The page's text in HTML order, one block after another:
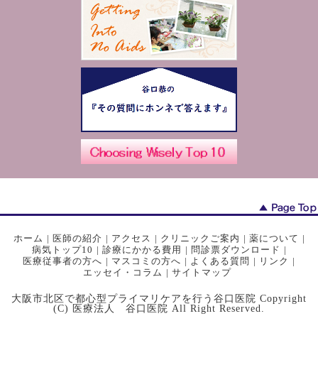
ホーム | 医師の紹介 | アクセス | クリニックご案内 | 薬について |
病気トップ10 | 診療にかかる費用 | 問診票ダウンロード |
医療従事者の方へ | マスコミの方へ | よくある質問 | リンク |
エッセイ・コラム | サイトマップ
大阪市北区で都心型プライマリケアを行う谷口医院 Copyright
(C) 医療法人 谷口医院 All Right Reserved.